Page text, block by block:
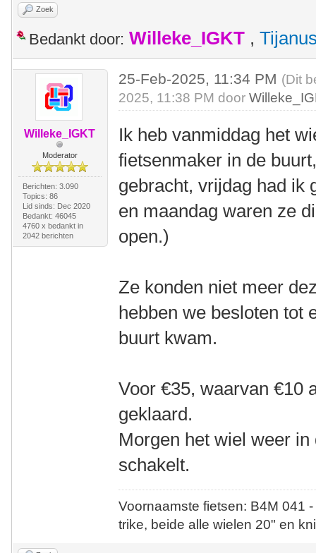
Zoek
Bedankt door: Willeke_IGKT ,
Willeke_IGKT
Moderator
Berichten: 3.090
Topics: 86
Lid sinds: Dec 2020
Bedankt: 46045
4760 x bedankt in
2042 berichten
25-Feb-2025, 11:34 PM (Dit
2025, 11:38 PM door
Ik heb vanmiddag het
fietsenmaker in de
gebracht, vrijdag had ik
en maandag waren ze
open.)
Ze konden niet meer
hebben we besloten tot
buurt kwam.
Voor €35, waarvan €10
geklaard.
Morgen het wiel weer
schakelt.
Voornaamste fietsen: B4M
trike, beide alle wielen 20" en